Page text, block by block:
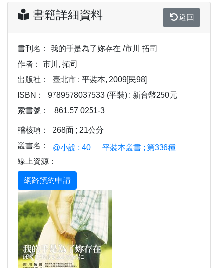
書籍詳細資料 返回
書刊名：
我的手是為了妳存在 /市川 拓司
作者：
市川, 拓司
出版社：
臺北市 : 平裝本, 2009[民98]
ISBN：
9789578037533 (平裝) : 新台幣250元
索書號：
861.57 0251-3
稽核項：
268面 ; 21公分
叢書名：
@小說 ; 40
平裝本叢書 ; 第336種
線上資源：
Previous